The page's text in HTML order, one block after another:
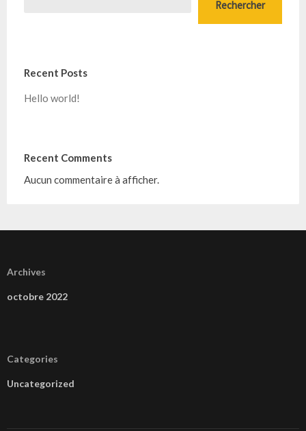
Rechercher
Recent Posts
Hello world!
Recent Comments
Aucun commentaire à afficher.
Archives
octobre 2022
Categories
Uncategorized